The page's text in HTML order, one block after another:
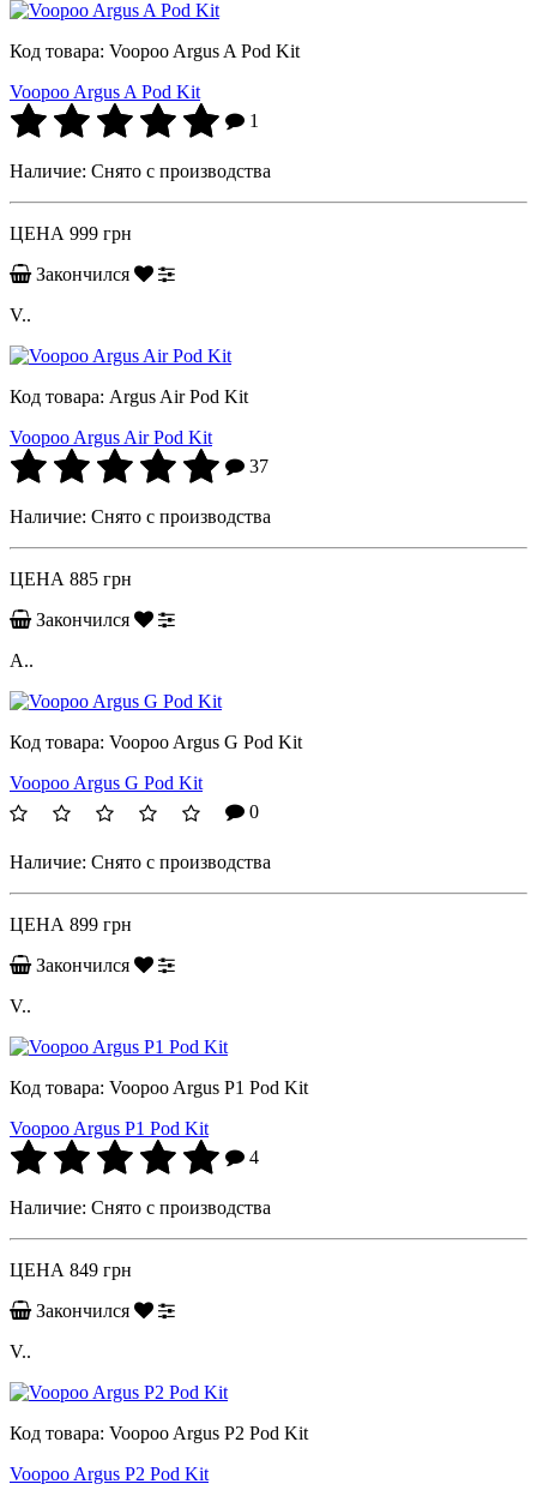
Код товара: Voopoo Argus A Pod Kit
Voopoo Argus A Pod Kit
1
Наличие: Снято с производства
ЦЕНА 999 грн
Закончился
V..
Код товара: Argus Air Pod Kit
Voopoo Argus Air Pod Kit
37
Наличие: Снято с производства
ЦЕНА 885 грн
Закончился
A..
Код товара: Voopoo Argus G Pod Kit
Voopoo Argus G Pod Kit
0
Наличие: Снято с производства
ЦЕНА 899 грн
Закончился
V..
Код товара: Voopoo Argus P1 Pod Kit
Voopoo Argus P1 Pod Kit
4
Наличие: Снято с производства
ЦЕНА 849 грн
Закончился
V..
Код товара: Voopoo Argus P2 Pod Kit
Voopoo Argus P2 Pod Kit